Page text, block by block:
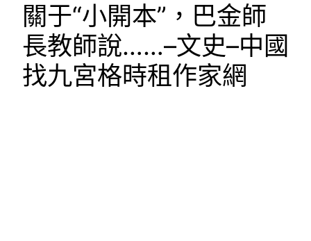
關于“小開本”，巴金師
長教師說……–文史–中國
找九宮格時租作家網